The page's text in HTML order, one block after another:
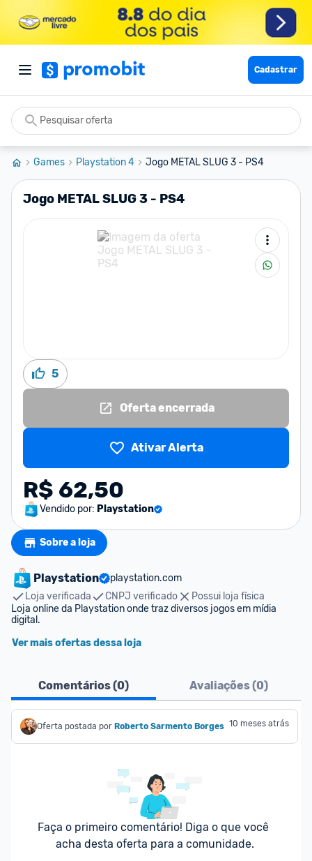
Cadastrar
Games Playstation 4 Jogo METAL SLUG 3 - PS4
Jogo METAL SLUG 3 - PS4
5
Oferta encerrada
Ativar Alerta
R$ 62,50
Vendido por: Playstation
Sobre a loja
Playstation
playstation.com
Loja verificada
CNPJ verificado
Possui loja física
Loja online da Playstation onde traz diversos jogos em mídia
digital.
Ver mais ofertas dessa loja
Comentários (0) Avaliações (0)
Oferta postada por Roberto Sarmento Borges 10 meses atrás
Faça o primeiro comentário! Diga o que você
acha desta oferta para a comunidade.